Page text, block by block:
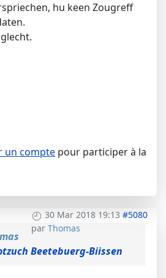
hu keen Zougreff
un compte pour participer à la
30 Mar 2018 19:13 #5080
par Thomas
Beetebuerg-Biissen